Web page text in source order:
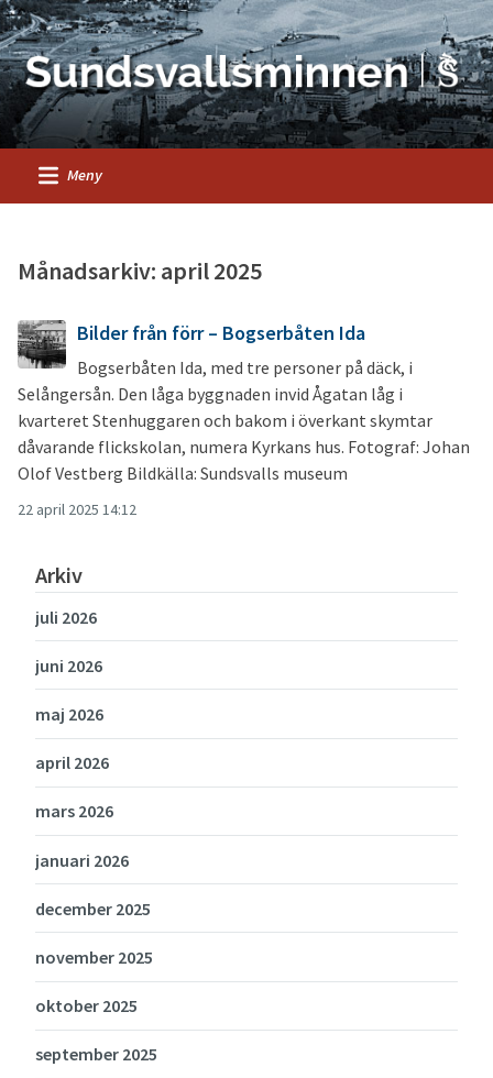
Meny
Månadsarkiv: april 2025
Bilder från förr – Bogserbåten Ida
Bogserbåten Ida, med tre personer på däck, i
Selångersån. Den låga byggnaden invid Ågatan låg i
kvarteret Stenhuggaren och bakom i överkant skymtar
dåvarande flickskolan, numera Kyrkans hus. Fotograf: Johan
Olof Vestberg Bildkälla: Sundsvalls museum
22 april 2025 14:12
Arkiv
juli 2026
juni 2026
maj 2026
april 2026
mars 2026
januari 2026
december 2025
november 2025
oktober 2025
september 2025